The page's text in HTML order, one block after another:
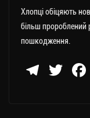
Хлопці обіцяють
більш пророблений
пошкодження.
Te
T